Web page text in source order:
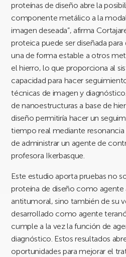
proteínas de diseño abre la
componente metálico a la
imagen deseada”, afirma
proteica puede ser diseñada
una de forma estable a otros
el hierro, lo que proporciona al
capacidad para hacer
técnicas de imagen y
de nanoestructuras a base de
diseño permitiría hacer un
tiempo real mediante
de administrar un agente de
profesora Ikerbasque.
Este estudio aporta pruebas no
proteína de diseño como
antitumoral, sino también de su
desarrollado como agente
cumple a la vez la función de
diagnóstico. Estos resultados
oportunidades para mejorar el